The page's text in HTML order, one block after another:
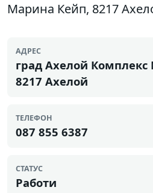
Марина Кейп, 8217
АДРЕС
град Ахелой
8217 Ахелой
ТЕЛЕФОН
087 855 6387
СТАТУС
Работи